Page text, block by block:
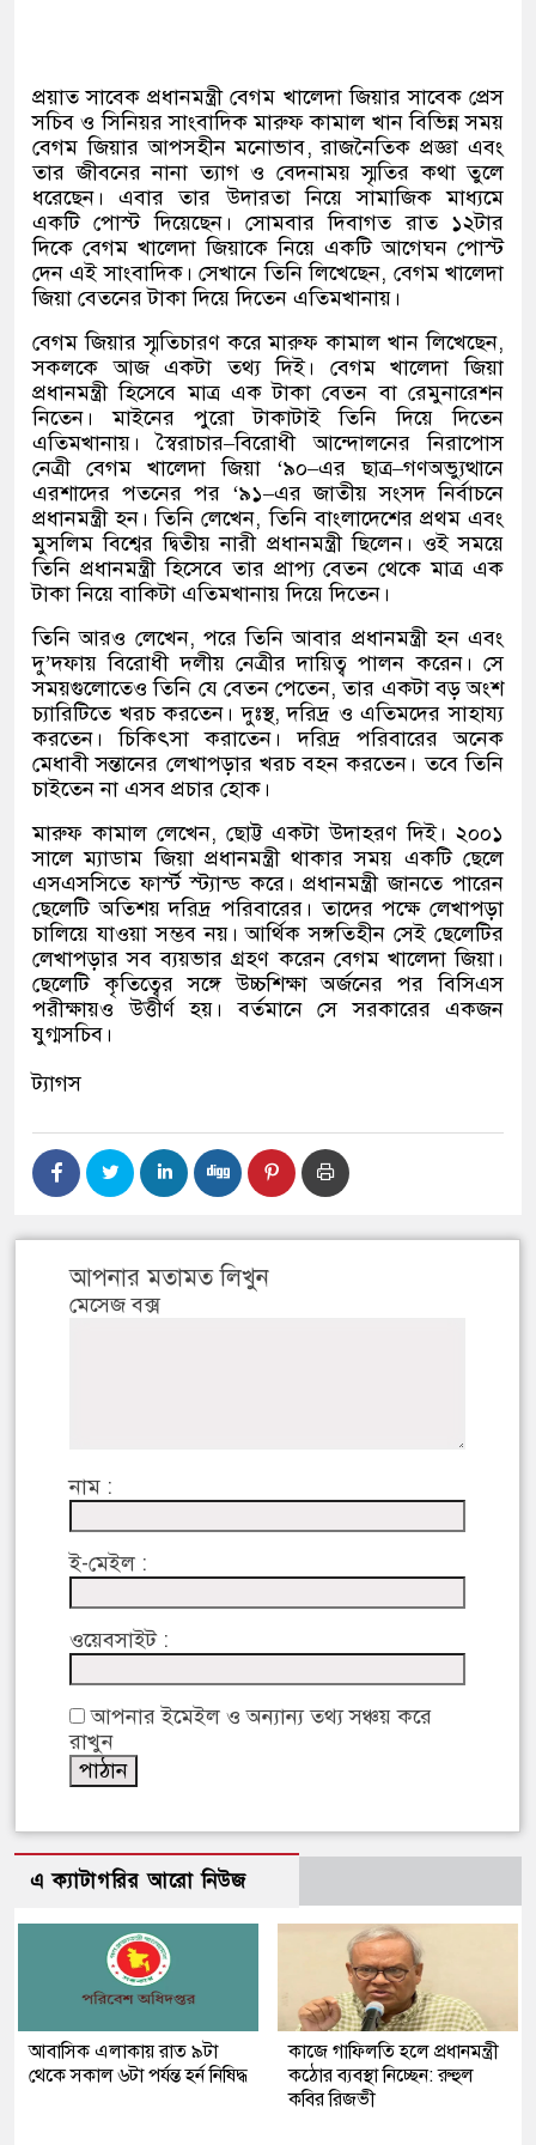
প্রয়াত সাবেক প্রধানমন্ত্রী বেগম খালেদা জিয়ার সাবেক প্রেস
সচিব ও সিনিয়র সাংবাদিক মারুফ কামাল খান বিভিন্ন সময়
বেগম জিয়ার আপসহীন মনোভাব,রাজনৈতিক প্রজ্ঞা এবং
তার জীবনের নানা ত্যাগ ও বেদনাময় স্মৃতির কথা তুলে
ধরেছেন। এবার তার উদারতা নিয়ে সামাজিক মাধ্যমে
একটি পোস্ট দিয়েছেন। সোমবার দিবাগত রাত ১২টার
দিকে বেগম খালেদা জিয়াকে নিয়ে একটি আগেঘন পোস্ট
দেন এই সাংবাদিক। সেখানে তিনি লিখেছেন, বেগম খালেদা
জিয়া বেতনের টাকা দিয়ে দিতেন এতিমখানায়।
বেগম জিয়ার স্মৃতিচারণ করে মারুফ কামাল খান লিখেছেন,
সকলকে আজ একটা তথ্য দিই। বেগম খালেদা জিয়া
প্রধানমন্ত্রী হিসেবে মাত্র এক টাকা বেতন বা রেমুনারেশন
নিতেন। মাইনের পুরো টাকাটাই তিনি দিয়ে দিতেন
এতিমখানায়। স্বৈরাচার–বিরোধী আন্দোলনের নিরাপোস
নেত্রী বেগম খালেদা জিয়া‘৯০–এর ছাত্র–গণঅভ্যুত্থানে
এরশাদের পতনের পর ‘৯১–এর জাতীয় সংসদ নির্বাচনে
প্রধানমন্ত্রী হন। তিনি লেখেন,তিনি বাংলাদেশের প্রথম এবং
মুসলিম বিশ্বের দ্বিতীয় নারী প্রধানমন্ত্রী ছিলেন। ওই সময়ে
তিনি প্রধানমন্ত্রী হিসেবে তার প্রাপ্য বেতন থেকে মাত্র এক
টাকা নিয়ে বাকিটা এতিমখানায় দিয়ে দিতেন।
তিনি আরও লেখেন, পরে তিনি আবার প্রধানমন্ত্রী হন এবং
দু’দফায় বিরোধী দলীয় নেত্রীর দায়িত্ব পালন করেন। সে
সময়গুলোতেও তিনি যে বেতন পেতেন,তার একটা বড় অংশ
চ্যারিটিতে খরচ করতেন। দুঃস্থ,দরিদ্র ও এতিমদের সাহায্য
করতেন। চিকিৎসা করাতেন। দরিদ্র পরিবারের অনেক
মেধাবী সন্তানের লেখাপড়ার খরচ বহন করতেন। তবে তিনি
চাইতেন না এসব প্রচার হোক।
মারুফ কামাল লেখেন, ছোট্ট একটা উদাহরণ দিই। ২০০১
সালে ম্যাডাম জিয়া প্রধানমন্ত্রী থাকার সময় একটি ছেলে
এসএসসিতে ফার্স্ট স্ট্যান্ড করে। প্রধানমন্ত্রী জানতে পারেন
ছেলেটি অতিশয় দরিদ্র পরিবারের। তাদের পক্ষে লেখাপড়া
চালিয়ে যাওয়া সম্ভব নয়। আর্থিক সঙ্গতিহীন সেই ছেলেটির
লেখাপড়ার সব ব্যয়ভার গ্রহণ করেন বেগম খালেদা জিয়া।
ছেলেটি কৃতিত্বের সঙ্গে উচ্চশিক্ষা অর্জনের পর বিসিএস
পরীক্ষায়ও উত্তীর্ণ হয়। বর্তমানে সে সরকারের একজন
যুগ্মসচিব।
ট্যাগস
আপনার মতামত লিখুন
মেসেজ বক্স
নাম :
ই-মেইল :
ওয়েবসাইট :
আপনার ইমেইল ও অন্যান্য তথ্য সঞ্চয় করে
রাখুন
এ ক্যাটাগরির আরো নিউজ
আবাসিক এলাকায় রাত ৯টা
থেকে সকাল ৬টা পর্যন্ত হর্ন নিষিদ্ধ
কাজে গাফিলতি হলে প্রধানমন্ত্রী
কঠোর ব্যবস্থা নিচ্ছেন: রুহুল
কবির রিজভী